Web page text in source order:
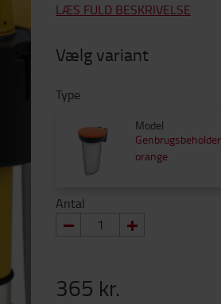
LÆS FULD BESKRIVELSE
Vælg variant
Type
Model
Genbrugsbeholder,
orange
Antal
365 kr.